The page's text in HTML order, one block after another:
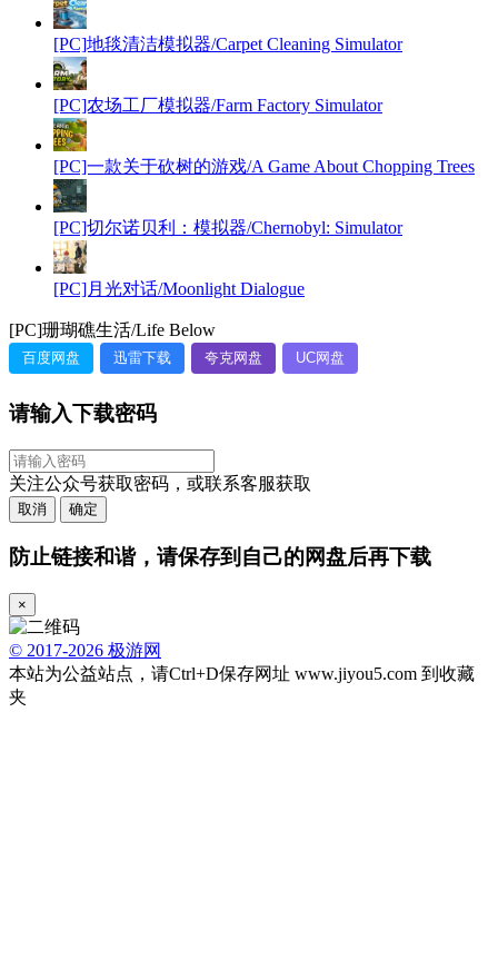
[PC]地毯清洁模拟器/Carpet Cleaning Simulator
[PC]农场工厂模拟器/Farm Factory Simulator
[PC]一款关于砍树的游戏/A Game About Chopping Trees
[PC]切尔诺贝利：模拟器/Chernobyl: Simulator
[PC]月光对话/Moonlight Dialogue
[PC]珊瑚礁生活/Life Below
百度网盘 迅雷下载 夸克网盘 UC网盘
请输入下载密码
关注公众号获取密码，或联系客服获取
取消 确定
防止链接和谐，请保存到自己的网盘后再下载
×
© 2017-2026 极游网
本站为公益站点，请Ctrl+D保存网址 www.jiyou5.com 到收藏
夹